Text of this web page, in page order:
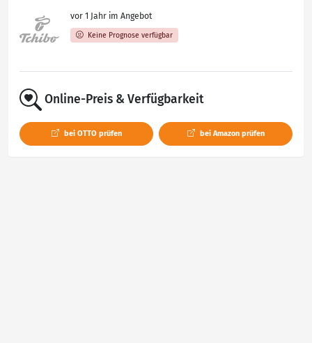
vor 1 Jahr im Angebot
Keine Prognose verfügbar
Online-Preis & Verfügbarkeit
bei OTTO prüfen bei Amazon prüfen